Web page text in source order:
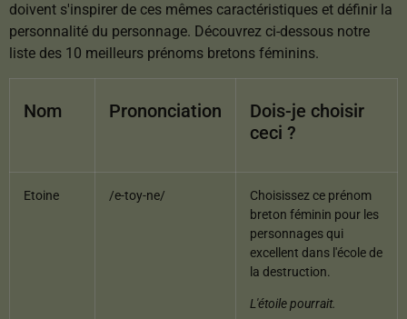
doivent s'inspirer de ces mêmes caractéristiques et définir la
personnalité du personnage. Découvrez ci-dessous notre
liste des 10 meilleurs prénoms bretons féminins.
Nom Prononciation
Dois-je choisir
ceci ?
Etoine /e-toy-ne/
Choisissez ce prénom
breton féminin pour les
personnages qui
excellent dans l'école de
la destruction.
L'étoile pourrait.